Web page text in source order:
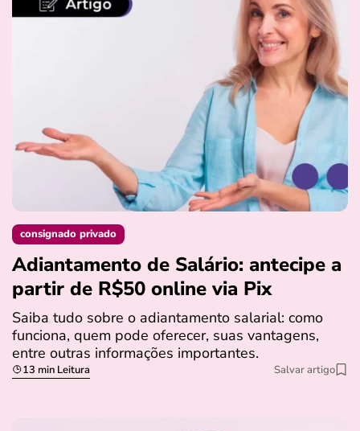
consignado privado
Adiantamento de Salário: antecipe a
partir de R$50 online via Pix
Saiba tudo sobre o adiantamento salarial: como
funciona, quem pode oferecer, suas vantagens,
entre outras informações importantes.
13 min Leitura Salvar artigo